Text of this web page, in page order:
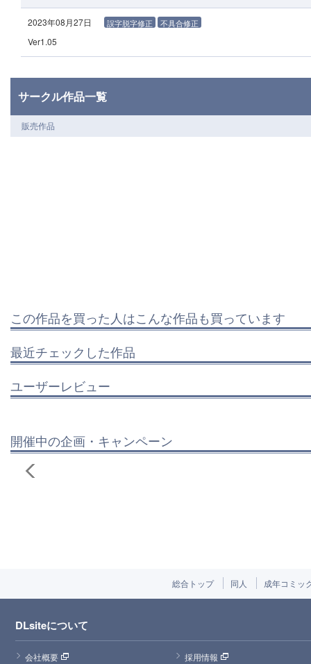
2023年08月27日 誤字脱字修正 不具合修正
Ver1.05
サークル作品一覧
販売作品
この作品を買った人はこんな作品も買っています
最近チェックした作品
ユーザーレビュー
開催中の企画・キャンペーン
総合トップ 同人 成年コミッ
DLsiteについて
会社概要
採用情報